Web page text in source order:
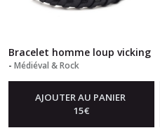
Bracelet homme loup vicking
- Médiéval & Rock
AJOUTER AU PANIER
15€